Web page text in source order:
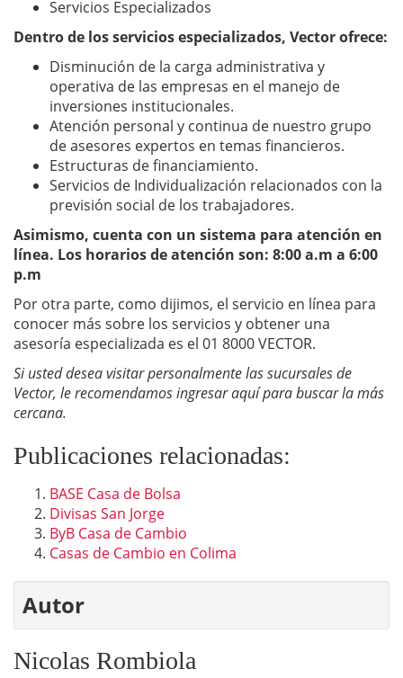
Servicios Especializados
Dentro de los servicios especializados, Vector ofrece:
Disminución de la carga administrativa y
operativa de las empresas en el manejo de
inversiones institucionales.
Atención personal y continua de nuestro grupo
de asesores expertos en temas financieros.
Estructuras de financiamiento.
Servicios de Individualización relacionados con la
previsión social de los trabajadores.
Asimismo, cuenta con un sistema para atención en
línea. Los horarios de atención son: 8:00 a.m a 6:00
p.m
Por otra parte, como dijimos, el servicio en línea para
conocer más sobre los servicios y obtener una
asesoría especializada es el 01 8000 VECTOR.
Si usted desea visitar personalmente las sucursales de
Vector, le recomendamos ingresar aquí para buscar la más
cercana.
Publicaciones relacionadas:
BASE Casa de Bolsa
Divisas San Jorge
ByB Casa de Cambio
Casas de Cambio en Colima
Autor
Nicolas Rombiola